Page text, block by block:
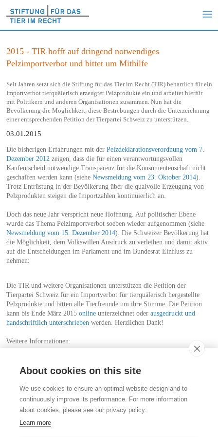
2015 - TIR hofft auf dringend notwendiges
Pelzimportverbot und bittet um Mithilfe
Seit Jahren setzt sich die Stiftung für das Tier im Recht (TIR) beharrlich für ein
Importverbot tierquälerisch erzeugter Pelzprodukte ein und arbeitet hierfür
mit Politikern und anderen Organisationen zusammen. Nun hat die
Bevölkerung die Möglichkeit, diese Bestrebungen durch die Unterzeichnung
einer entsprechenden Petition der Tierpartei Schweiz zu unterstützen.
03.01.2015
Die bisherigen Erfahrungen mit der Pelzdeklarationsverordnung vom 7.
Dezember 2012 zeigen, dass die für einen verantwortungsvollen
Kaufentscheid notwendige Transparenz für die Konsumentenschaft nicht
geschaffen werden kann (siehe Newsmeldung vom 23. Oktober 2014).
Trotz Entrüstung in der Bevölkerung über die qualvolle Erzeugung von
Pelzprodukten steigen die Importzahlen kontinuierlich an.
Doch das neue Jahr verspricht neue Hoffnung. Auf politischer Ebene
wurde das Thema Pelzimportverbot soeben wieder aufgenommen (siehe
Newsmeldung vom 15. Dezember 2014). Die Schweizer Bevölkerung hat
die Möglichkeit, dem Volkswillen Ausdruck zu verleihen und damit aktiv
auf die Entscheidungen im Parlament und im Bundesrat Einfluss zu
nehmen:
Die TIR und weitere Organisationen unterstützen die Petition der
Tierpartei Schweiz für ein Importverbot für tierquälerisch hergestellte
Pelzprodukte und bitten alle Tierfreunde um ihre Stimme. Die Petition
kann bis Ende März 2015 onlineunterzeichnet oder ausgedruckt und
handschriftlich unterschrieben werden. Herzlichen Dank!
Weitere Informationen:
Petition Importverbot für tierquälerisch hergestellte Pelzprodukte
Stiftung für das Tier im Recht (TIR)
Rigistrasse 9
CH - 8006 Zürich
info@tierimrecht.org
About cookies on this site
We use cookies to ensure an optimal website design and to
continuously improve its performance. For more information
about cookies, please see our privacy policy.
Learn more